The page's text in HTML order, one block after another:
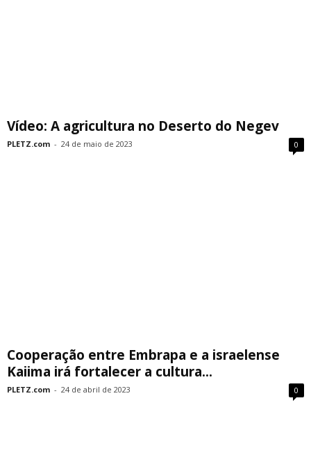
Vídeo: A agricultura no Deserto do Negev
PLETZ.com - 24 de maio de 2023 0
Cooperação entre Embrapa e a israelense
Kaiima irá fortalecer a cultura...
PLETZ.com - 24 de abril de 2023 0